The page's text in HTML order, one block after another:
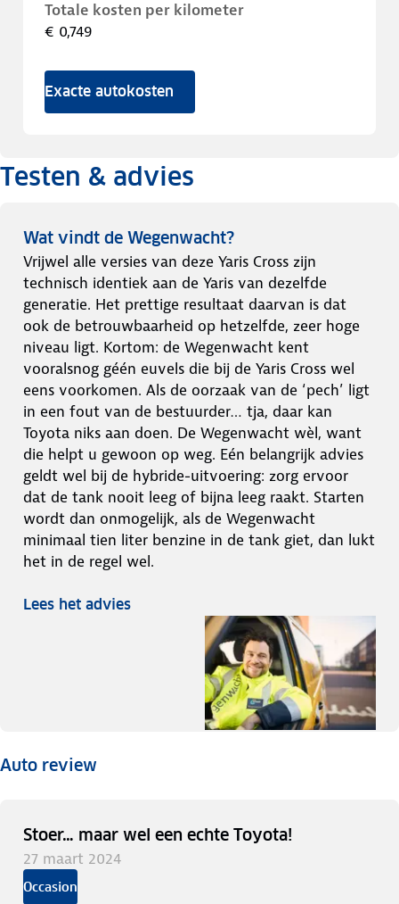
Totale kosten per kilometer
€ 0,749
Exacte autokosten
Testen & advies
Wat vindt de Wegenwacht?
Vrijwel alle versies van deze Yaris Cross zijn
technisch identiek aan de Yaris van dezelfde
generatie. Het prettige resultaat daarvan is dat
ook de betrouwbaarheid op hetzelfde, zeer hoge
niveau ligt. Kortom: de Wegenwacht kent
vooralsnog géén euvels die bij de Yaris Cross wel
eens voorkomen. Als de oorzaak van de ‘pech’ ligt
in een fout van de bestuurder… tja, daar kan
Toyota niks aan doen. De Wegenwacht wèl, want
die helpt u gewoon op weg. Eén belangrijk advies
geldt wel bij de hybride-uitvoering: zorg ervoor
dat de tank nooit leeg of bijna leeg raakt. Starten
wordt dan onmogelijk, als de Wegenwacht
minimaal tien liter benzine in de tank giet, dan lukt
het in de regel wel.
Lees het advies
Auto review
Stoer… maar wel een echte Toyota!
27 maart 2024
Occasion